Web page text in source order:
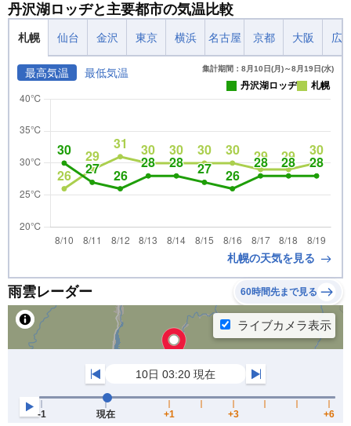
丹沢湖ロッヂと主要都市の気温比較
札幌 仙台 金沢 東京 横浜 名古屋 京都 大阪 広
最高気温 最低気温 集計期間：8月10日(月)～8月19日(水)
丹沢湖ロッヂ 札幌
札幌の天気を見る
雨雲レーダー 60時間先まで見る